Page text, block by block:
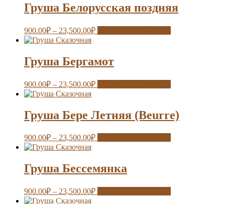
Груша Белорусская поздняя
900.00₽ – 23,500.00₽
Груша Бергамот
900.00₽ – 23,500.00₽
Груша Бере Летняя (Beurre)
900.00₽ – 23,500.00₽
Груша Бессемянка
900.00₽ – 23,500.00₽